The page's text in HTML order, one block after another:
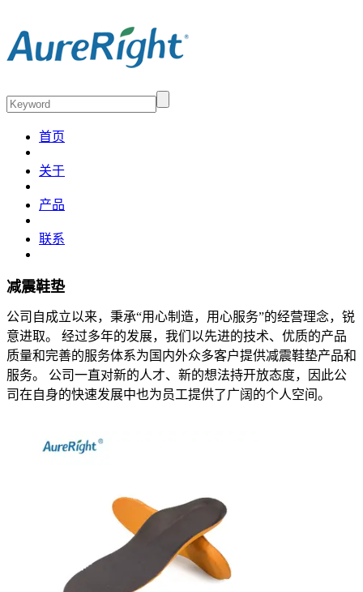
首页
关于
产品
联系
减震鞋垫
公司自成立以来，秉承“用心制造，用心服务”的经营理念，锐
意进取。 经过多年的发展，我们以先进的技术、优质的产品
质量和完善的服务体系为国内外众多客户提供减震鞋垫产品和
服务。 公司一直对新的人才、新的想法持开放态度，因此公
司在自身的快速发展中也为员工提供了广阔的个人空间。